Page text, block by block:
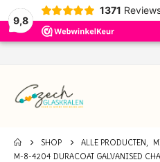
9,8
1371
SHOP ALLE PRODUCTEN,
M-8-4204 DURACOAT GALVANISED